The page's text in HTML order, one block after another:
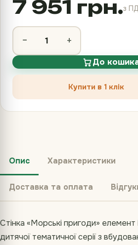
7 951 грн.з
− +
До
Купити в 1 клік
Опис Характеристики
Доставка та оплата
Стінка «Морські пригоди»
дитячої тематичної серії з